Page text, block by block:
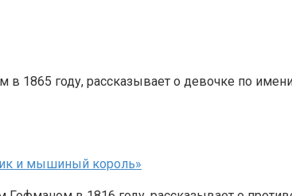
1865 году, рассказывает о девочке по
и мышиный король»